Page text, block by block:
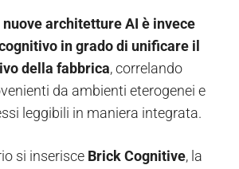
nuove architetture AI è invece
in grado di unificare il
della fabbrica, correlando
da ambienti eterogenei e
leggibili in maniera integrata.
si inserisce Brick Cognitive, la